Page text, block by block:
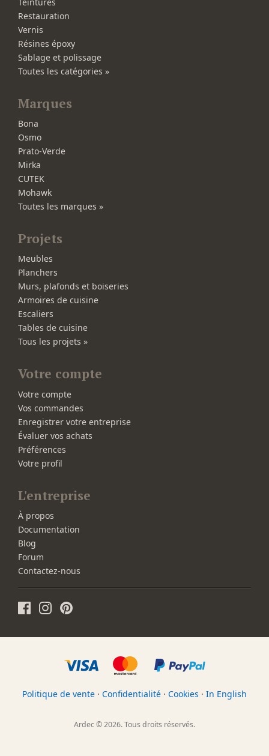
Restauration
Vernis
Résines époxy
Sablage et polissage
Toutes les catégories »
Marques
Bona
Osmo
Prato-Verde
Mirka
CUTEK
Mohawk
Toutes les marques »
Projets
Meubles
Planchers
Murs, plafonds et boiseries
Armoires de cuisine
Escaliers
Tables de cuisine
Tous les projets »
Votre compte
Votre compte
Vos commandes
Enregistrer votre entreprise
Évaluer vos achats
Préférences
Votre profil
L'entreprise
À propos
Documentation
Blog
Forum
Contactez-nous
Politique de vente · Confidentialité · Cookies · In English
Ardec © 2026. Tous droits réservés.